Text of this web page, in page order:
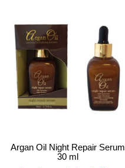
Argan Oil Night Repair Serum
30 ml